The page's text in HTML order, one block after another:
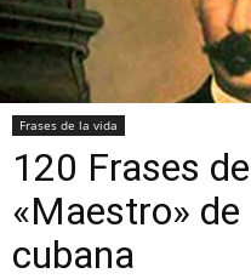
Frases de la vida
120 Frases
«Maestro»
cubana